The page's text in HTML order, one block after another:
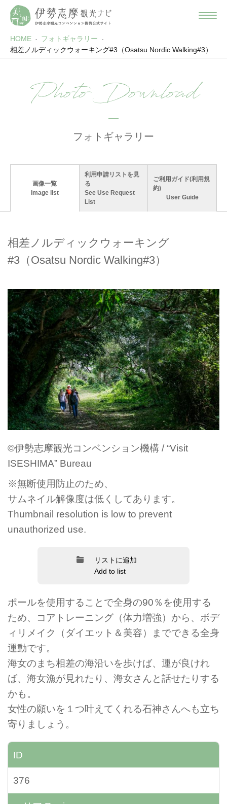
HOME
フォトギャラリー
相差ノルディックウォーキング#3（Osatsu Nordic Walking#3）
Photo Download
フォトギャラリー
画像一覧
Image list
利用申請リストを見
る
See Use Request
List
ご利用ガイド(利用規
約)
User Guide
相差ノルディックウォーキング
#3（Osatsu Nordic Walking#3）
©伊勢志摩観光コンベンション機構 / “Visit
ISESHIMA” Bureau
※無断使用防止のため、
サムネイル解像度は低くしてあります。
Thumbnail resolution is low to prevent
unauthorized use.
リストに追加
Add to list
ポールを使用することで全身の90％を使用する
ため、コアトレーニング（体力増強）から、ボデ
ィリメイク（ダイエット＆美容）までできる全身
運動です。
海女のまち相差の海沿いを歩けば、運が良けれ
ば、海女漁が見れたり、海女さんと話せたりする
かも。
女性の願いを１つ叶えてくれる石神さんへも立ち
寄りましょう。
ID
376